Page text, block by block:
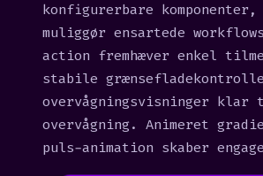
konfigurerbare komponenter,
muliggør ensartede
action fremhæver enkel
stabile
overvågningsvisninger
overvågning. Animeret
puls-animation skaber